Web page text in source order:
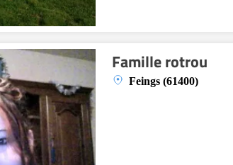
Famille rotrou
Feings (61400)